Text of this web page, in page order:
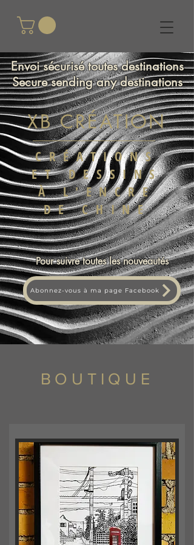
Envoi sécurisé toutes destinations
Secure sending any destinations
XB CRÉATION
CRÉATIONS
ET DESSINS
À L'ENCRE
DE CHINE
Pour suivre toutes les nouveautés
Abonnez-vous à ma page Facebook
BOUTIQUE